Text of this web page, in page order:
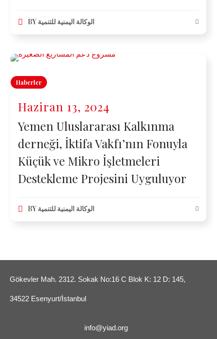
BY الوكالة اليمنية للتنمية
Haberler
Haziran 13, 2024
Yemen Uluslararası Kalkınma
derneği, İktifa Vakfı’nın Fonuyla
Küçük ve Mikro İşletmeleri
Destekleme Projesini Uyguluyor
BY الوكالة اليمنية للتنمية
Gökevler Mah. 2312. Sokak No:16 C Blok K: 12 D: 145,
34522 Esenyurt/İstanbul
info@yiad.org